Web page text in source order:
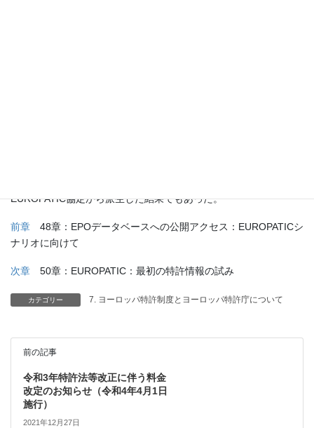
EUROPATIC協定から派生した結果でもあった。
前章 48章：EPOデータベースへの公開アクセス：EUROPATICシ
ナリオに向けて
次章 50章：EUROPATIC：最初の特許情報の試み
カテゴリー 7. ヨーロッパ特許制度とヨーロッパ特許庁について
前の記事
令和3年特許法等改正に伴う料金
改定のお知らせ（令和4年4月1日
施行）
2021年12月27日